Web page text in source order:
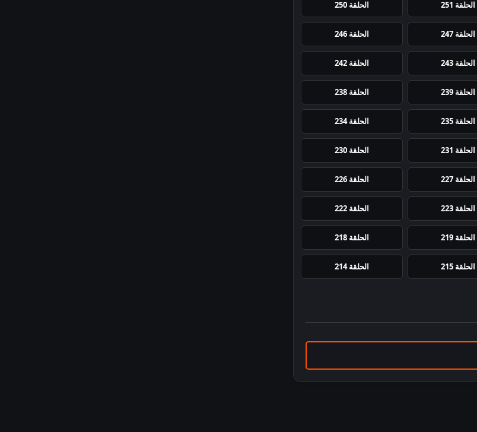
الحلقة 251 الحلقة 250
الحلقة 247 الحلقة 246
الحلقة 243 الحلقة 242
الحلقة 239 الحلقة 238
الحلقة 235 الحلقة 234
الحلقة 231 الحلقة 230
الحلقة 227 الحلقة 226
الحلقة 223 الحلقة 222
الحلقة 219 الحلقة 218
الحلقة 215 الحلقة 214